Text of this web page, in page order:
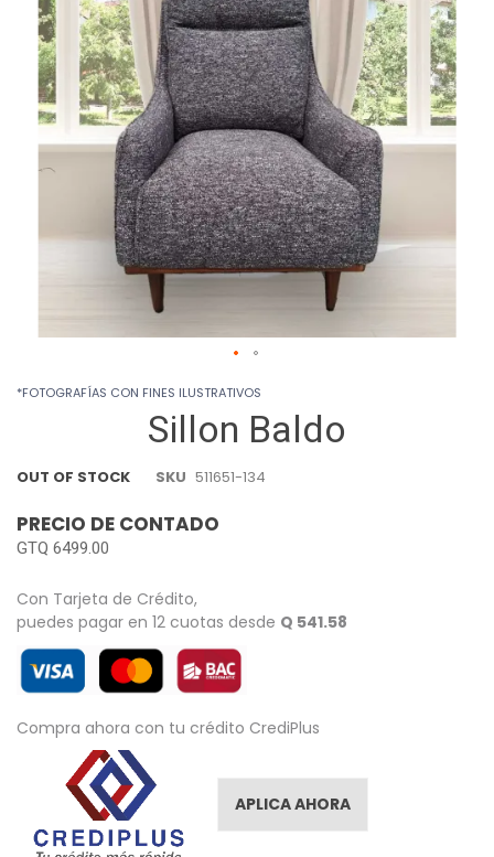
Sillon Baldo
OUT OF STOCK SKU 511651-134
PRECIO DE CONTADO
GTQ 6499.00
Con Tarjeta de Crédito,
puedes pagar en 12 cuotas desde Q 541.58
Compra ahora con tu crédito CrediPlus
APLICA AHORA
images
gallery
to
the
gallery
*FOTOGRAFÍAS CON FINES ILUSTRATIVOS